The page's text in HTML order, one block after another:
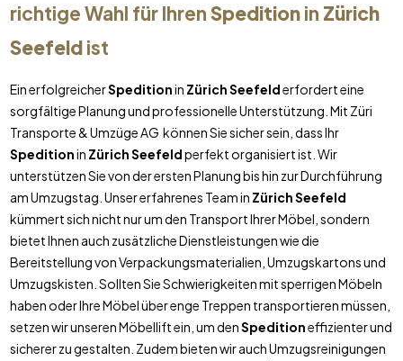
richtige Wahl für IhrenSpeditionin Zürich
Seefeldist
Ein erfolgreicherSpeditionin Zürich Seefelderfordert eine
sorgfältige Planung und professionelle Unterstützung. Mit Züri
Transporte & Umzüge AG können Sie sicher sein, dass Ihr
Speditionin Zürich Seefeldperfekt organisiert ist. Wir
unterstützen Sie von der ersten Planung bis hin zur Durchführung
am Umzugstag. Unser erfahrenes Team in Zürich Seefeld
kümmert sich nicht nur um den Transport Ihrer Möbel, sondern
bietet Ihnen auch zusätzliche Dienstleistungen wie die
Bereitstellung von Verpackungsmaterialien, Umzugskartons und
Umzugskisten. Sollten Sie Schwierigkeiten mit sperrigen Möbeln
haben oder Ihre Möbel über enge Treppen transportieren müssen,
setzen wir unseren Möbellift ein, um denSpeditioneffizienter und
sicherer zu gestalten. Zudem bieten wir auch Umzugsreinigungen